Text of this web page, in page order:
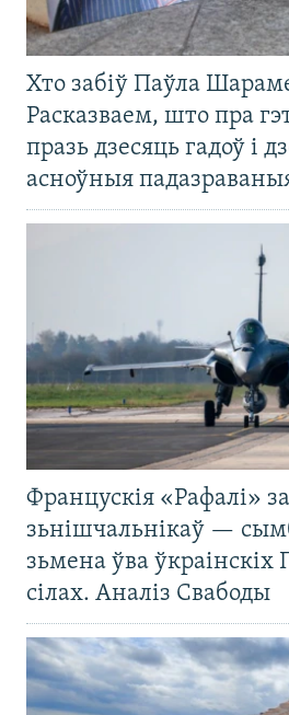
Хто забіў Паўла
Расказваем, што пра
празь дзесяць гадоў і
асноўныя
Францускія «Рафалі»
зьнішчальнікаў —
зьмена ўва
сілах. Аналіз Свабоды